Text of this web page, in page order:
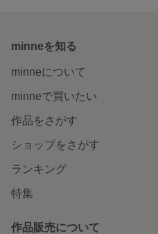
minneを知る
minneについて
minneで買いたい
作品をさがす
ショップをさがす
ランキング
特集
作品販売について